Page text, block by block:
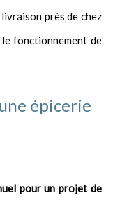
près de chez
fonctionnement de
épicerie
pour un projet de